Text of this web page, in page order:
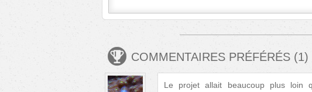
COMMENTAIRES PRÉFÉRÉS (1)
Le projet allait beaucoup plus loin